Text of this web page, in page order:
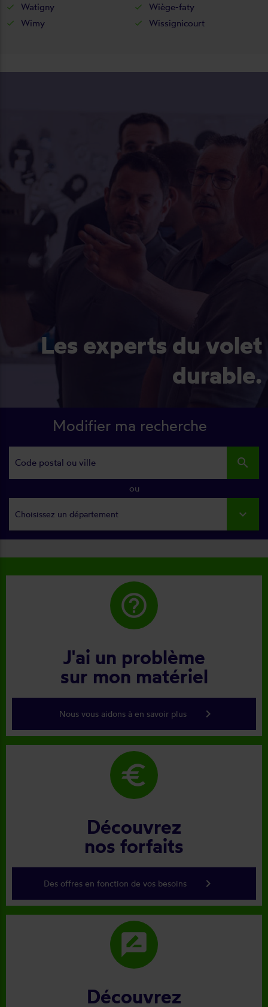
Watigny
Wiège-faty
Wimy
Wissignicourt
Les experts du volet
durable.
Modifier ma recherche
search
ou
Choisissez un département
help_outline
J'ai un problème
sur mon matériel
Nous vous aidons à en savoir plus keyboard_arrow_right
euro
Découvrez
nos forfaits
Des offres en fonction de vos besoins keyboard_arrow_right
rate_review
Découvrez